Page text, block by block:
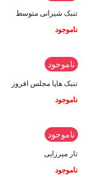
تنبک شیرانی متوسط
ناموجود
ناموجود
تنبک هاپا مجلس افروز
ناموجود
ناموجود
تار میرزایی
ناموجود